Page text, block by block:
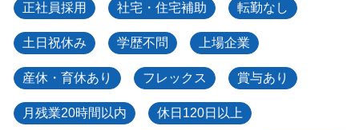
正社員採用 社宅・住宅補助 転勤なし
土日祝休み 学歴不問 上場企業
産休・育休あり フレックス 賞与あり
月残業20時間以内 休日120日以上